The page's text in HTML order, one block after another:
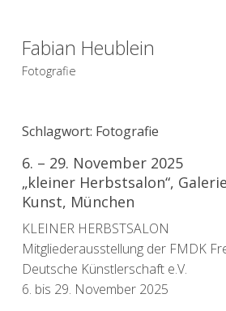
Fabian Heublein
Fotografie
Schlagwort: Fotografie
6. – 29. November 2025
„kleiner Herbstsalon“,
Kunst, München
KLEINER HERBSTSALON
Mitgliederausstellung der FMDK
Deutsche Künstlerschaft e.V.
6. bis 29. November 2025